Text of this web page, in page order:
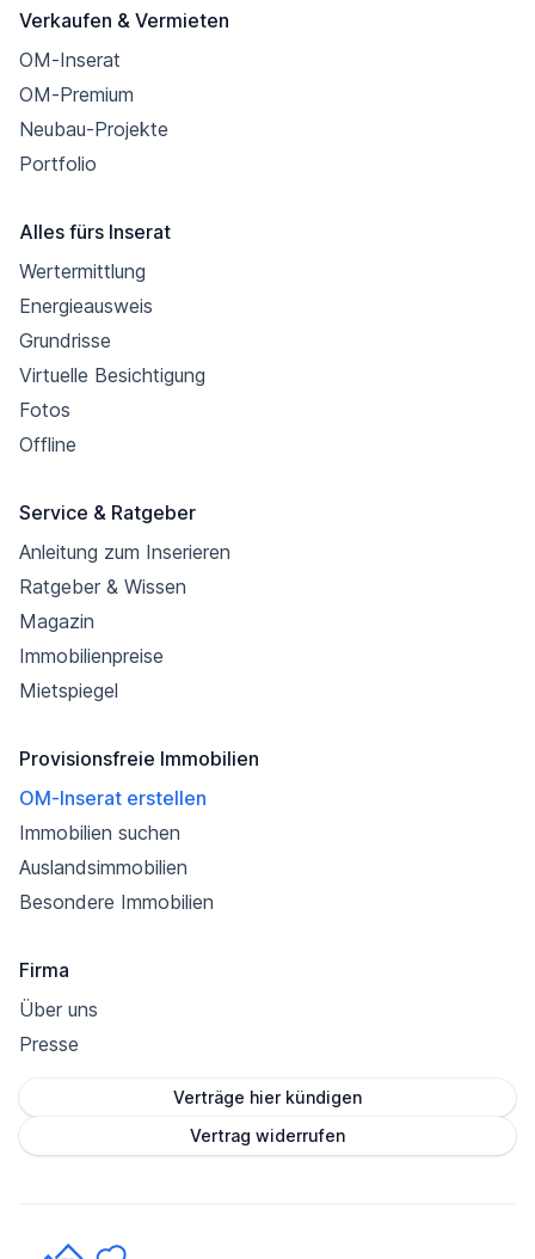
Verkaufen & Vermieten
OM-Inserat
OM-Premium
Neubau-Projekte
Portfolio
Alles fürs Inserat
Wertermittlung
Energieausweis
Grundrisse
Virtuelle Besichtigung
Fotos
Offline
Service & Ratgeber
Anleitung zum Inserieren
Ratgeber & Wissen
Magazin
Immobilienpreise
Mietspiegel
Provisionsfreie Immobilien
OM-Inserat erstellen
Immobilien suchen
Auslandsimmobilien
Besondere Immobilien
Firma
Über uns
Presse
Verträge hier kündigen
Vertrag widerrufen